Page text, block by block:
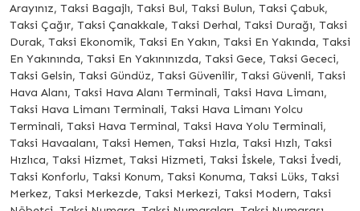
Arayınız, Taksi Bagajlı, Taksi Bul, Taksi Bulun, Taksi Çabuk,
Taksi Çağır, Taksi Çanakkale, Taksi Derhal, Taksi Durağı, Taksi
Durak, Taksi Ekonomik, Taksi En Yakın, Taksi En Yakında, Taksi
En Yakınında, Taksi En Yakınınızda, Taksi Gece, Taksi Gececi,
Taksi Gelsin, Taksi Gündüz, Taksi Güvenilir, Taksi Güvenli, Taksi
Hava Alanı, Taksi Hava Alanı Terminali, Taksi Hava Limanı,
Taksi Hava Limanı Terminali, Taksi Hava Limanı Yolcu
Terminali, Taksi Hava Terminal, Taksi Hava Yolu Terminali,
Taksi Havaalanı, Taksi Hemen, Taksi Hızla, Taksi Hızlı, Taksi
Hızlıca, Taksi Hizmet, Taksi Hizmeti, Taksi İskele, Taksi İvedi,
Taksi Konforlu, Taksi Konum, Taksi Konuma, Taksi Lüks, Taksi
Merkez, Taksi Merkezde, Taksi Merkezi, Taksi Modern, Taksi